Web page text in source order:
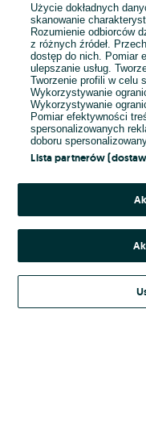
E-mail
Hasło
Kontynuując za
Regulamin
Użycie dokładnych
skanowanie
Rozumienie odbiorców
z różnych źródeł.
dostęp do nich. Pomiar
ulepszanie usług.
Tworzenie profili w celu
Wykorzystywanie
Wykorzystywanie
Pomiar efektywności
spersonalizowanych
doboru
Lista partnerów